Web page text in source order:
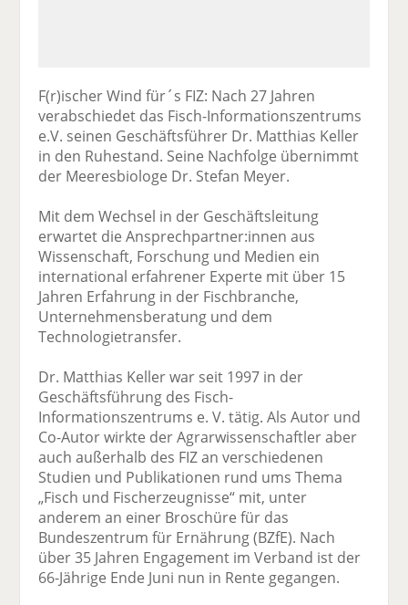
F(r)ischer Wind für´s FIZ: Nach 27 Jahren
verabschiedet das Fisch-Informationszentrums
e.V. seinen Geschäftsführer Dr. Matthias Keller
in den Ruhestand. Seine Nachfolge übernimmt
der Meeresbiologe Dr. Stefan Meyer.
Mit dem Wechsel in der Geschäftsleitung
erwartet die Ansprechpartner:innen aus
Wissenschaft, Forschung und Medien ein
international erfahrener Experte mit über 15
Jahren Erfahrung in der Fischbranche,
Unternehmensberatung und dem
Technologietransfer.
Dr. Matthias Keller war seit 1997 in der
Geschäftsführung des Fisch-
Informationszentrums e. V. tätig. Als Autor und
Co-Autor wirkte der Agrarwissenschaftler aber
auch außerhalb des FIZ an verschiedenen
Studien und Publikationen rund ums Thema
„Fisch und Fischerzeugnisse“ mit, unter
anderem an einer Broschüre für das
Bundeszentrum für Ernährung (BZfE). Nach
über 35 Jahren Engagement im Verband ist der
66-Jährige Ende Juni nun in Rente gegangen.